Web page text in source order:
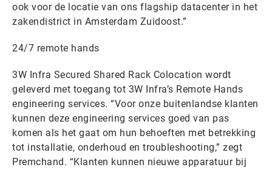
ook voor de locatie van ons flagship datacenter in het
zakendistrict in Amsterdam Zuidoost.”
24/7 remote hands
3W Infra Secured Shared Rack Colocation wordt
geleverd met toegang tot 3W Infra’s Remote Hands
engineering services. “Voor onze buitenlandse klanten
kunnen deze engineering services goed van pas
komen als het gaat om hun behoeften met betrekking
tot installatie, onderhoud en troubleshooting,” zegt
Premchand. “Klanten kunnen nieuwe apparatuur bij